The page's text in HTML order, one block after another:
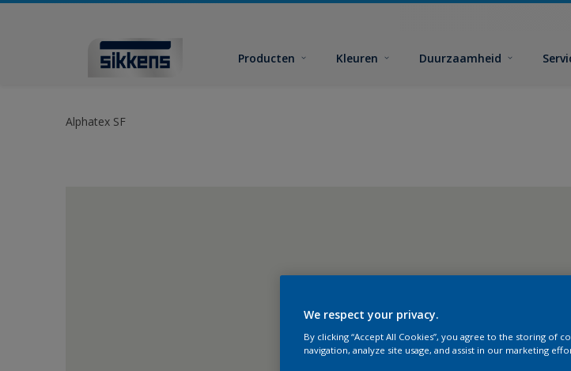
Producten Kleuren Duurzaamheid
Alphatex SF
We respect your privacy.
By clicking “Accept All Cookies”, you agree to the storing of
navigation, analyze site usage, and assist in our marketing